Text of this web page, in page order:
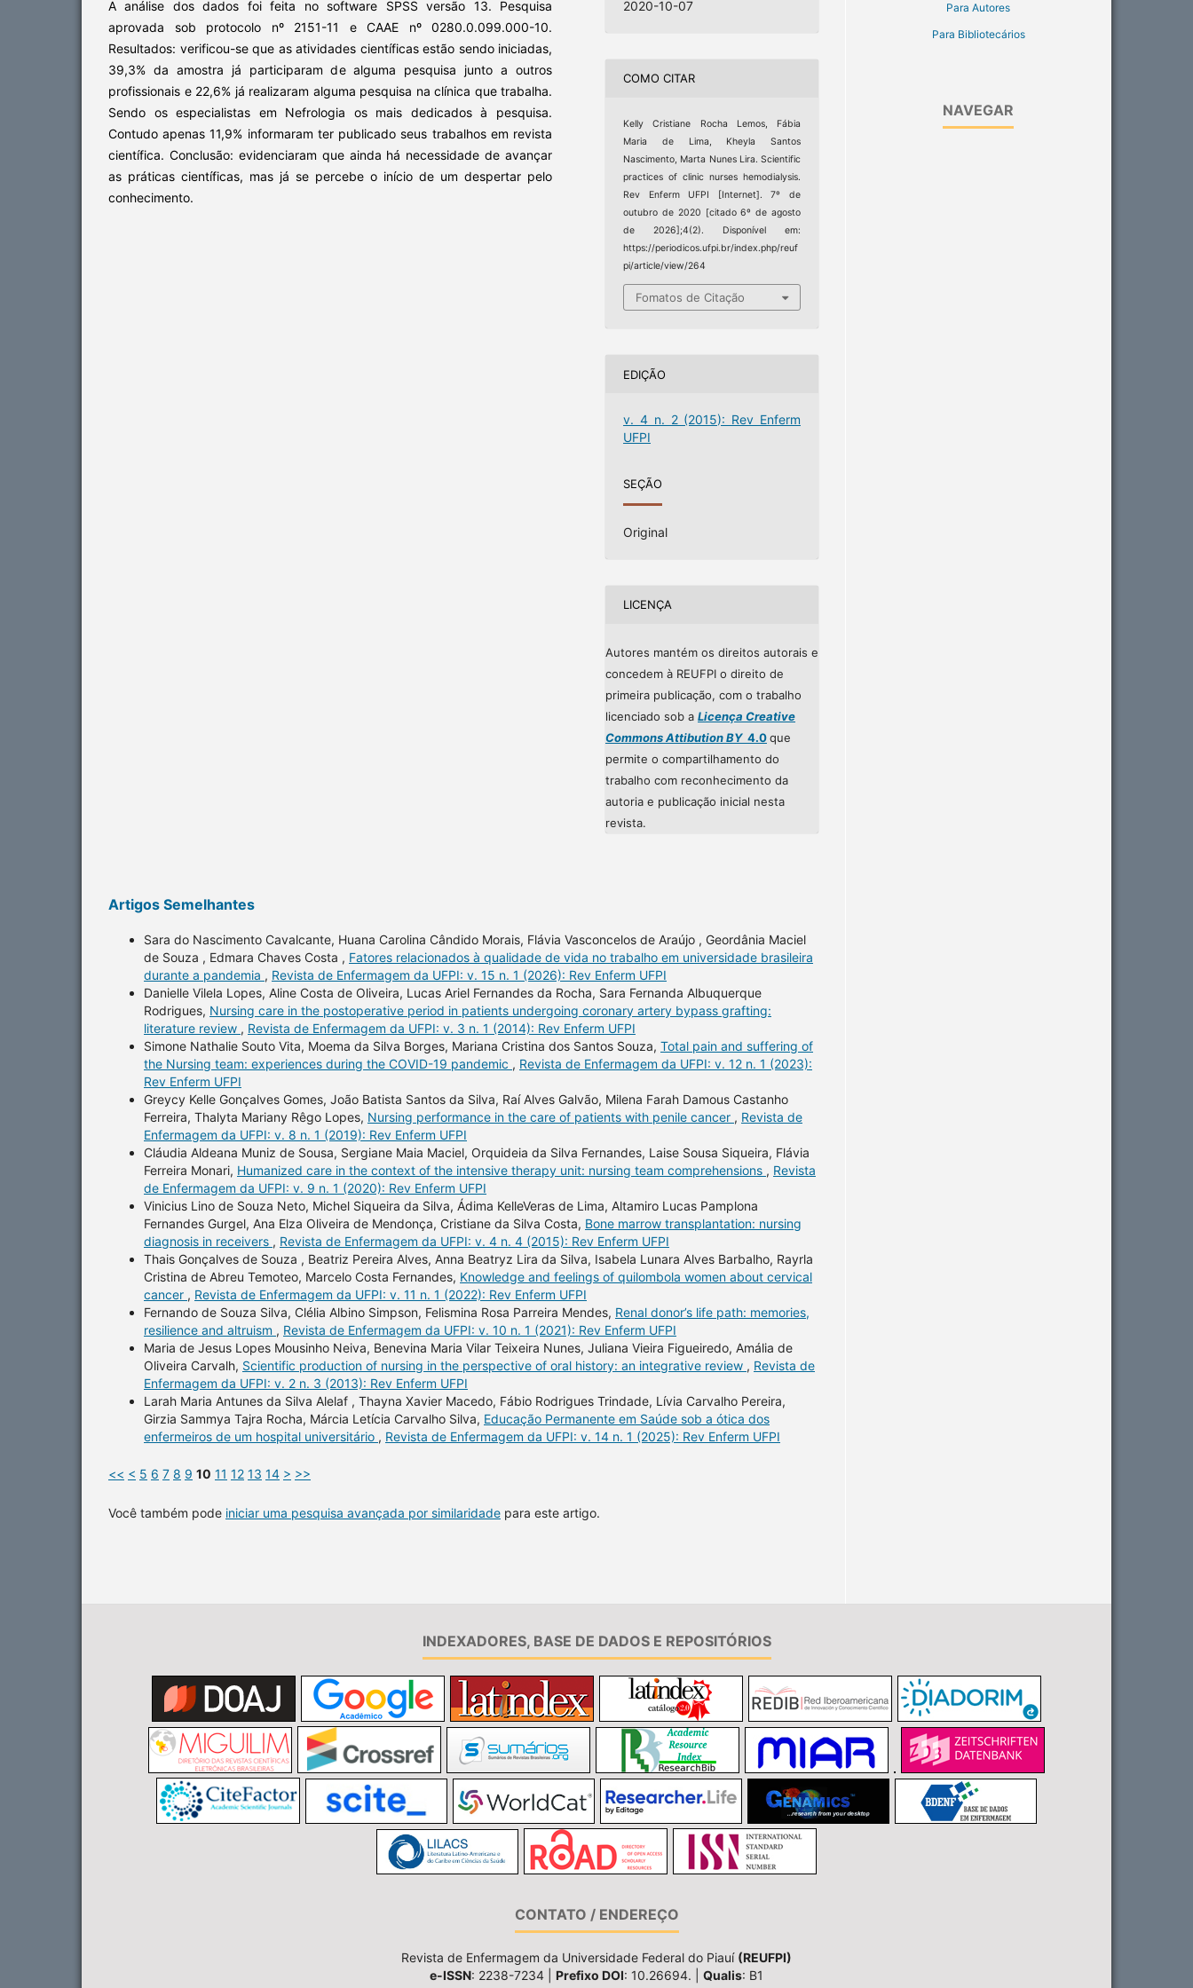
A análise dos dados foi feita no software SPSS versão 13. Pesquisa
aprovada sob protocolo nº 2151-11 e CAAE nº 0280.0.099.000-10.
Resultados: verificou-se que as atividades científicas estão sendo iniciadas,
39,3% da amostra já participaram de alguma pesquisa junto a outros
profissionais e 22,6% já realizaram alguma pesquisa na clínica que trabalha.
Sendo os especialistas em Nefrologia os mais dedicados à pesquisa.
Contudo apenas 11,9% informaram ter publicado seus trabalhos em revista
científica. Conclusão: evidenciaram que ainda há necessidade de avançar
as práticas científicas, mas já se percebe o início de um despertar pelo
conhecimento.
2020-10-07
COMO CITAR
Kelly Cristiane Rocha Lemos, Fábia
Maria de Lima, Kheyla Santos
Nascimento, Marta Nunes Lira. Scientific
practices of clinic nurses hemodialysis.
Rev Enferm UFPI [Internet]. 7º de
outubro de 2020 [citado 6º de agosto
de 2026];4(2). Disponível em:
https://periodicos.ufpi.br/index.php/reuf
pi/article/view/264
Fomatos de Citação
EDIÇÃO
v. 4 n. 2 (2015): Rev Enferm
UFPI
SEÇÃO
Original
LICENÇA
Autores mantém os direitos autorais e
concedem à REUFPI o direito de
primeira publicação, com o trabalho
licenciado sob a Licença Creative
Commons Attibution BY4.0que
permite o compartilhamento do
trabalho com reconhecimento da
autoria e publicação inicial nesta
revista.
Artigos Semelhantes
Sara do Nascimento Cavalcante, Huana Carolina Cândido Morais, Flávia Vasconcelos de Araújo , Geordânia Maciel
de Souza , Edmara Chaves Costa , Fatores relacionados à qualidade de vida no trabalho em universidade brasileira
durante a pandemia , Revista de Enfermagem da UFPI: v. 15 n. 1 (2026): Rev Enferm UFPI
Danielle Vilela Lopes, Aline Costa de Oliveira, Lucas Ariel Fernandes da Rocha, Sara Fernanda Albuquerque
Rodrigues, Nursing care in the postoperative period in patients undergoing coronary artery bypass grafting:
literature review , Revista de Enfermagem da UFPI: v. 3 n. 1 (2014): Rev Enferm UFPI
Simone Nathalie Souto Vita, Moema da Silva Borges, Mariana Cristina dos Santos Souza, Total pain and suffering of
the Nursing team: experiences during the COVID-19 pandemic , Revista de Enfermagem da UFPI: v. 12 n. 1 (2023):
Rev Enferm UFPI
Greycy Kelle Gonçalves Gomes, João Batista Santos da Silva, Raí Alves Galvão, Milena Farah Damous Castanho
Ferreira, Thalyta Mariany Rêgo Lopes, Nursing performance in the care of patients with penile cancer , Revista de
Enfermagem da UFPI: v. 8 n. 1 (2019): Rev Enferm UFPI
Cláudia Aldeana Muniz de Sousa, Sergiane Maia Maciel, Orquideia da Silva Fernandes, Laise Sousa Siqueira, Flávia
Ferreira Monari, Humanized care in the context of the intensive therapy unit: nursing team comprehensions , Revista
de Enfermagem da UFPI: v. 9 n. 1 (2020): Rev Enferm UFPI
Vinicius Lino de Souza Neto, Michel Siqueira da Silva, Ádima KelleVeras de Lima, Altamiro Lucas Pamplona
Fernandes Gurgel, Ana Elza Oliveira de Mendonça, Cristiane da Silva Costa, Bone marrow transplantation: nursing
diagnosis in receivers , Revista de Enfermagem da UFPI: v. 4 n. 4 (2015): Rev Enferm UFPI
Thais Gonçalves de Souza , Beatriz Pereira Alves, Anna Beatryz Lira da Silva, Isabela Lunara Alves Barbalho, Rayrla
Cristina de Abreu Temoteo, Marcelo Costa Fernandes, Knowledge and feelings of quilombola women about cervical
cancer , Revista de Enfermagem da UFPI: v. 11 n. 1 (2022): Rev Enferm UFPI
Fernando de Souza Silva, Clélia Albino Simpson, Felismina Rosa Parreira Mendes, Renal donor’s life path: memories,
resilience and altruism , Revista de Enfermagem da UFPI: v. 10 n. 1 (2021): Rev Enferm UFPI
Maria de Jesus Lopes Mousinho Neiva, Benevina Maria Vilar Teixeira Nunes, Juliana Vieira Figueiredo, Amália de
Oliveira Carvalh, Scientific production of nursing in the perspective of oral history: an integrative review , Revista de
Enfermagem da UFPI: v. 2 n. 3 (2013): Rev Enferm UFPI
Larah Maria Antunes da Silva Alelaf , Thayna Xavier Macedo, Fábio Rodrigues Trindade, Lívia Carvalho Pereira,
Girzia Sammya Tajra Rocha, Márcia Letícia Carvalho Silva, Educação Permanente em Saúde sob a ótica dos
enfermeiros de um hospital universitário , Revista de Enfermagem da UFPI: v. 14 n. 1 (2025): Rev Enferm UFPI
<< < 5 6 7 8 9 10 11 12 13 14 > >>
Você também pode iniciar uma pesquisa avançada por similaridade para este artigo.
Para Autores
Para Bibliotecários
NAVEGAR
INDEXADORES, BASE DE DADOS E REPOSITÓRIOS
CONTATO / ENDEREÇO
Revista de Enfermagem da Universidade Federal do Piauí (REUFPI)
e-ISSN: 2238-7234 | Prefixo DOI: 10.26694. | Qualis: B1